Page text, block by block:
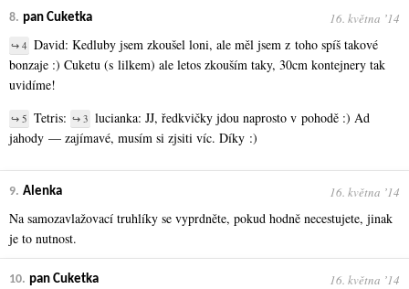
8. pan Cuketka 16. května ʼ14
↪ 4 David: Kedluby jsem zkoušel loni, ale měl jsem z toho spíš takové
bonzaje :) Cuketu (s lilkem) ale letos zkouším taky, 30cm kontejnery tak
uvidíme!
↪ 5 Tetris: ↪ 3 lucianka: JJ, ředkvičky jdou naprosto v pohodě :) Ad
jahody — zajímavé, musím si zjsiti víc. Díky :)
9. Alenka 16. května ʼ14
Na samozavlažovací truhlíky se vyprdněte, pokud hodně necestujete, jinak
je to nutnost.
10. pan Cuketka 16. května ʼ14